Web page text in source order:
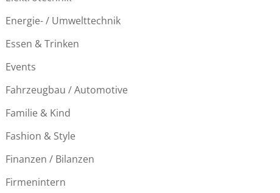
Energie- / Umwelttechnik
Essen & Trinken
Events
Fahrzeugbau / Automotive
Familie & Kind
Fashion & Style
Finanzen / Bilanzen
Firmenintern